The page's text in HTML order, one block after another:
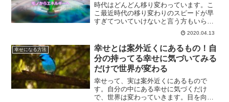
時代はどんどん移り変わっています。こ
こ最近時代の移り変わりのスピードが早
すぎてついていけないと言う方もいらっ
しゃるかもしれませんね。モノからエネ
ルギーの時代の到来です。波動を上げて
いくことで、新しい時代への準備をしま
せんか？
2020.04.13
幸せになる方法
幸せとは案外近くにあるもの！自
分の持ってる幸せに気づいてみる
だけで世界が変わる
幸せって、実は案外近くにあるもので
す。自分の中にある幸せに気づくだけ
で、世界は変わっていきます。目を向け